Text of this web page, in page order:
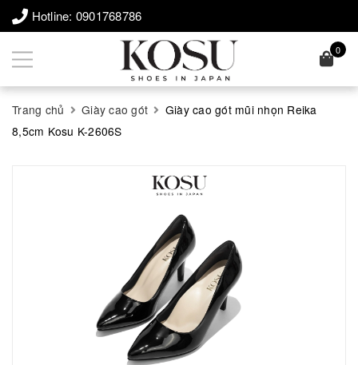
Hotline: 0901768786
0
Trang chủ Giày cao gót
Giày cao gót mũi nhọn Reika
8,5cm Kosu K-2606S